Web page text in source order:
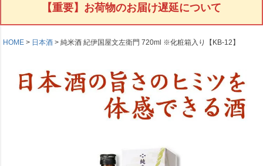
【重要】お荷物のお届け遅延について
HOME 日本酒 純米酒 紀伊国屋文左衛門 720ml ※化粧箱入り【KB-12】